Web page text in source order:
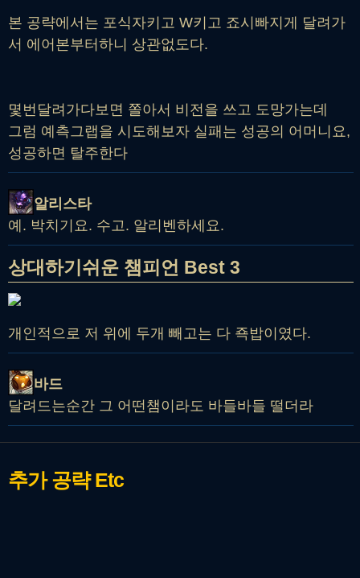
본 공략에서는 포식자키고 W키고 죠시빠지게 달려가
서 에어본부터하니 상관없도다.
몇번달려가다보면 쫄아서 비전을 쓰고 도망가는데
그럼 예측그랩을 시도해보자 실패는 성공의 어머니요,
성공하면 탈주한다
알리스타
예. 박치기요. 수고. 알리벤하세요.
상대하기쉬운 챔피언 Best 3
개인적으로 저 위에 두개 빼고는 다 죡밥이였다.
바드
달려드는순간 그 어떤챔이라도 바들바들 떨더라
추가 공략Etc